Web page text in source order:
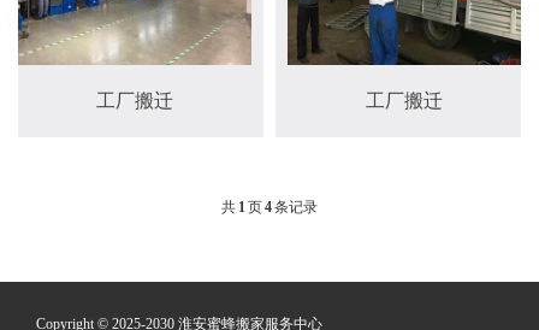
工厂搬迁 工厂搬迁
共 1页4条记录
Copyright © 2025-2030 淮安蜜蜂搬家服务中心